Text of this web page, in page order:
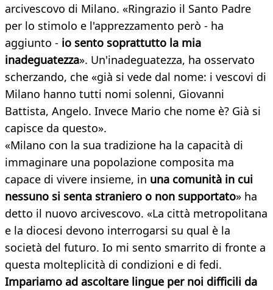
arcivescovo di Milano. «Ringrazio il Santo Padre
per lo stimolo e l'apprezzamento però - ha
aggiunto - io sento soprattutto la mia
inadeguatezza». Un'inadeguatezza, ha osservato
scherzando, che «già si vede dal nome: i vescovi di
Milano hanno tutti nomi solenni, Giovanni
Battista, Angelo. Invece Mario che nome è? Già si
capisce da questo».
«Milano con la sua tradizione ha la capacità di
immaginare una popolazione composita ma
capace di vivere insieme, in una comunità in cui
nessuno si senta straniero o non supportato» ha
detto il nuovo arcivescovo. «La città metropolitana
e la diocesi devono interrogarsi su qual è la
società del futuro. Io mi sento smarrito di fronte a
questa molteplicità di condizioni e di fedi.
Impariamo ad ascoltare lingue per noi difficili da